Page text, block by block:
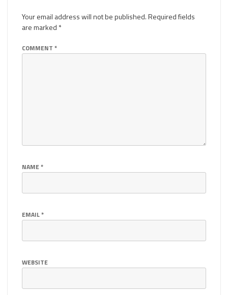
Your email address will not be published.Required fields
are marked *
COMMENT *
NAME*
EMAIL*
WEBSITE